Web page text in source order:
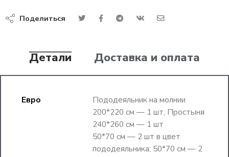
Поделиться
Детали Доставка и оплата
Евро
Пододеяльник на молнии
200*220 см — 1 шт, Простыня
240*260 см — 1 шт
50*70 см — 2 шт в цвет
пододеяльника; 50*70 см — 2